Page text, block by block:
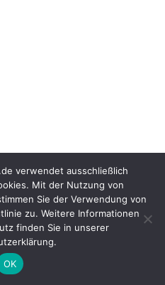
verwendet ausschließlich
Mit der Nutzung von
Sie der Verwendung von
zu. Weitere Informationen
finden Sie in unserer
OK